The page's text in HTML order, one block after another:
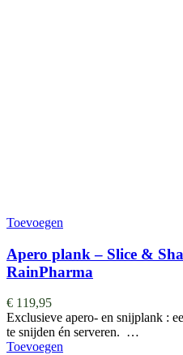
Toevoegen
Apero plank – Slice &
RainPharma
€ 119,95
Exclusieve apero- en snijplank :
te snijden én serveren. …
Toevoegen